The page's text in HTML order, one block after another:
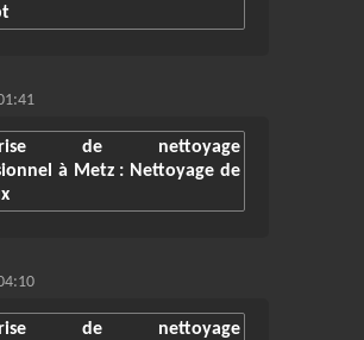
de nettoyage
à Metz : Nettoyage de
de nettoyage